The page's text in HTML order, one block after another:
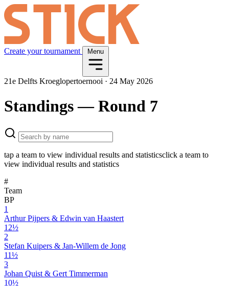
Create your tournament Menu
21e Delfts Kroeglopertoernooi · 24 May 2026
Standings— Round 7
tap a team to view individual results and statisticsclick a team to
view individual results and statistics
#
Team
BP
1
Arthur Pijpers & Edwin van Haastert
12½
2
Stefan Kuipers & Jan-Willem de Jong
11½
3
Johan Quist & Gert Timmerman
10½